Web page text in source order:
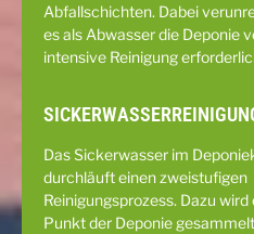
Abfallschichten. Dabei
es als Abwasser die Deponie
intensive Reinigung
Das Sickerwasser im
durchläuft einen zweistufigen
Reinigungsprozess. Dazu
Punkt der Deponie